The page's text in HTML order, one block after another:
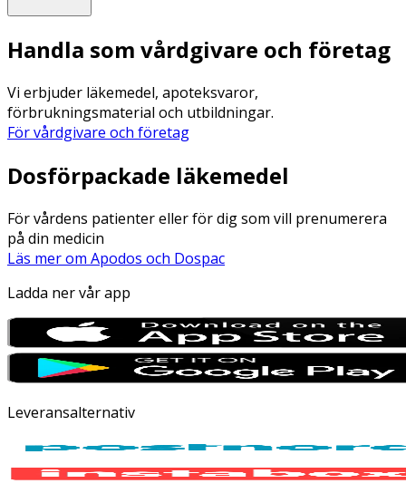
Handla som vårdgivare och företag
Vi erbjuder läkemedel, apoteksvaror,
förbrukningsmaterial och utbildningar.
För vårdgivare och företag
Dosförpackade läkemedel
För vårdens patienter eller för dig som vill prenumerera
på din medicin
Läs mer om Apodos och Dospac
Ladda ner vår app
Leveransalternativ